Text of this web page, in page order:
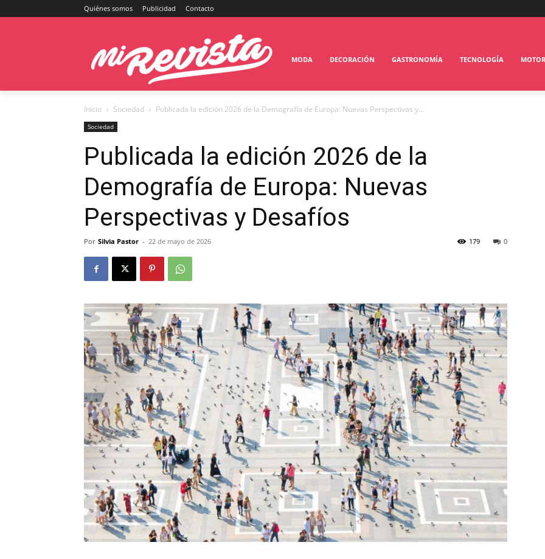
Quiénes somos Publicidad Contacto
MODA DECORACIÓN GASTRONOMÍA TECNOLOGÍA MOTOR
Inicio Sociedad Publicada la edición 2026 de la Demografía de Europa: Nuevas Perspectivas y...
Sociedad
Publicada la edición 2026 de la
Demografía de Europa: Nuevas
Perspectivas y Desafíos
Por Silvia Pastor - 22 de mayo de 2026 0
179